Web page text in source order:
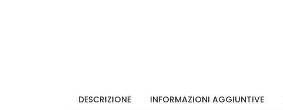
DESCRIZIONE INFORMAZIONI AGGIUNTIVE